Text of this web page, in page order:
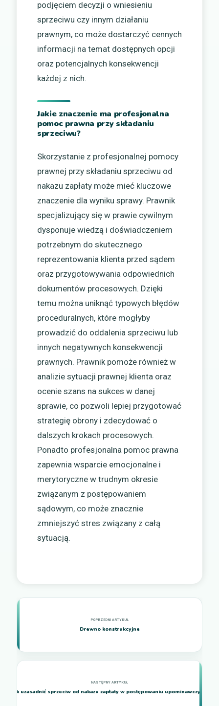
podjęciem decyzji o wniesieniu
sprzeciwu czy innym działaniu
prawnym, co może dostarczyć cennych
informacji na temat dostępnych opcji
oraz potencjalnych konsekwencji
każdej z nich.
Jakie znaczenie ma profesjonalna
pomoc prawna przy składaniu
sprzeciwu?
Skorzystanie z profesjonalnej pomocy
prawnej przy składaniu sprzeciwu od
nakazu zapłaty może mieć kluczowe
znaczenie dla wyniku sprawy. Prawnik
specjalizujący się w prawie cywilnym
dysponuje wiedzą i doświadczeniem
potrzebnym do skutecznego
reprezentowania klienta przed sądem
oraz przygotowywania odpowiednich
dokumentów procesowych. Dzięki
temu można uniknąć typowych błędów
proceduralnych, które mogłyby
prowadzić do oddalenia sprzeciwu lub
innych negatywnych konsekwencji
prawnych. Prawnik pomoże również w
analizie sytuacji prawnej klienta oraz
ocenie szans na sukces w danej
sprawie, co pozwoli lepiej przygotować
strategię obrony i zdecydować o
dalszych krokach procesowych.
Ponadto profesjonalna pomoc prawna
zapewnia wsparcie emocjonalne i
merytoryczne w trudnym okresie
związanym z postępowaniem
sądowym, co może znacznie
zmniejszyć stres związany z całą
sytuacją.
Drewno konstrukcyjne
Jak uzasadnić sprzeciw od nakazu zapłaty w postępowaniu upominawczym?